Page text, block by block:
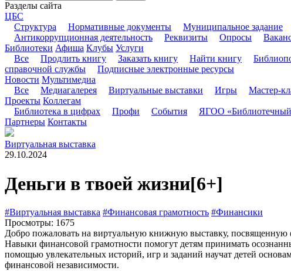
Разделы сайта
ЦБС
Структура
Нормативные документы Муниципальное задание
Антикоррупционная деятельность
Реквизиты Опросы
Библиотеки Афиша Клубы Услуги
Все
Продлить книгу Заказать книгу Найти книгу
справочной службы
Подписные электронные ресурсы
Новости Мультимедиа
Все
Медиагалерея Виртуальные выставки Игры Мастер-
Проекты Коллегам
Библиотека в цифрах
Профи События ЯГОО
Партнеры Контакты
Виртуальная выставка
29.10.2024
Деньги в твоей жизни[6+]
#Виртуальная выставка #Финансовая грамотность #Финансики
Просмотры: 1675
Добро пожаловать на виртуальную книжную выставку, посвященную
Навыки финансовой грамотности помогут детям принимать
помощью увлекательных историй, игр и заданий научат детей
финансовой независимости.